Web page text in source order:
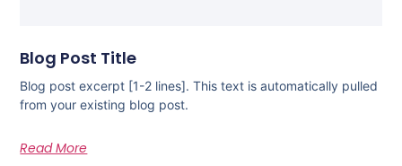
Blog Post Title
Blog post excerpt [1-2 lines]. This text is automatically pulled
from your existing blog post.
Read More